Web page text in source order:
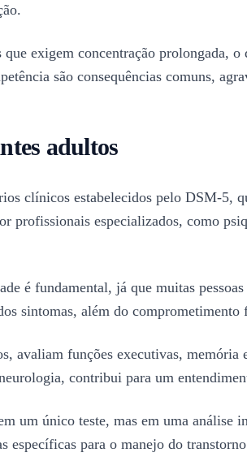
exigem concentração prolongada,
são consequências comuns,
adultos
clínicos estabelecidos pelo DSM-5,
profissionais especializados, como
é fundamental, já que muitas
sintomas, além do comprometimento
avaliam funções executivas,
contribui para um
um único teste, mas em uma
específicas para o manejo do